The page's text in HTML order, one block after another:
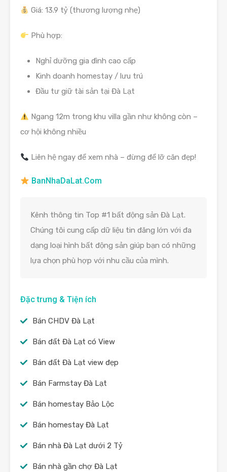
Giá: 13.9 tỷ (thương lượng nhẹ)
Phù hợp:
Nghỉ dưỡng gia đình cao cấp
Kinh doanh homestay / lưu trú
Đầu tư giữ tài sản tại Đà Lạt
Ngang 12m trong khu villa gần như không còn –
cơ hội không nhiều
Liên hệ ngay để xem nhà – đừng để lỡ căn đẹp!
BanNhaDaLat.Com
Kênh thông tin Top #1 bất động sản Đà Lạt.
Chúng tôi cung cấp dữ liệu tin đăng lớn với đa
dạng loại hình bất động sản giúp bạn có những
lựa chọn phù hợp với nhu cầu của mình.
Đặc trưng & Tiện ích
Bán CHDV Đà Lạt
Bán đất Đà Lạt có View
Bán đất Đà Lạt view đẹp
Bán Farmstay Đà Lạt
Bán homestay Bảo Lộc
Bán homestay Đà Lạt
Bán nhà Đà Lạt dưới 2 Tỷ
Bán nhà gần chợ Đà Lạt